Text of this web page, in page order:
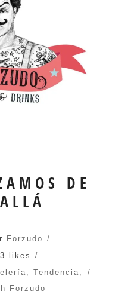
DE
Forzudo
3 likes
Tendencia
Forzudo